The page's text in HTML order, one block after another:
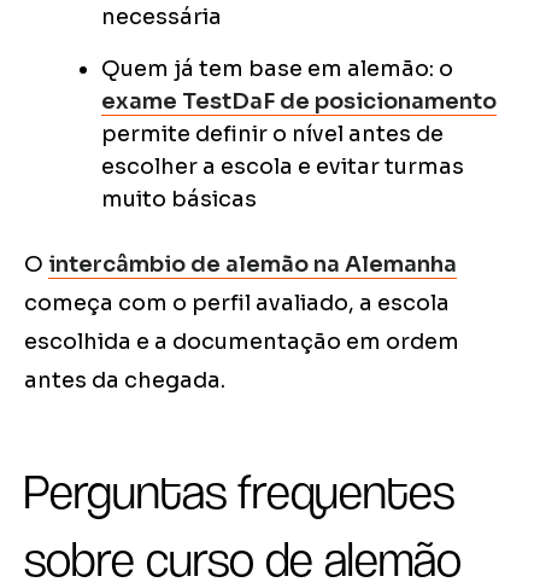
necessária
Quem já tem base em alemão: o
exame TestDaF de posicionamento
permite definir o nível antes de
escolher a escola e evitar turmas
muito básicas
O intercâmbio de alemão na Alemanha
começa com o perfil avaliado, a escola
escolhida e a documentação em ordem
antes da chegada.
Perguntas frequentes
sobre curso de alemão